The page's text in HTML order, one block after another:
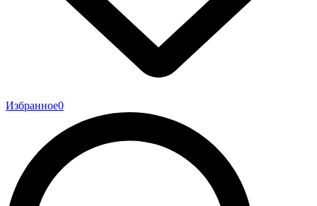
Избранное0